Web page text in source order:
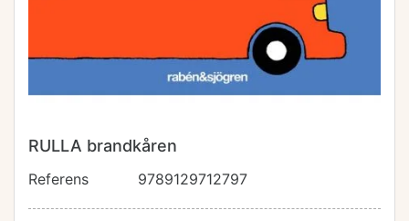
RULLA brandkåren
Referens 9789129712797